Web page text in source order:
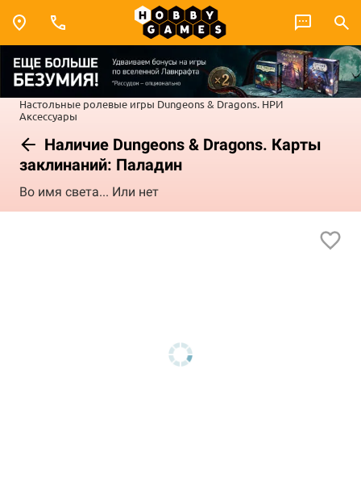
Настольные ролевые игры Dungeons & Dragons. НРИ
Аксессуары
Наличие Dungeons & Dragons. Карты
заклинаний: Паладин
Во имя света... Или нет